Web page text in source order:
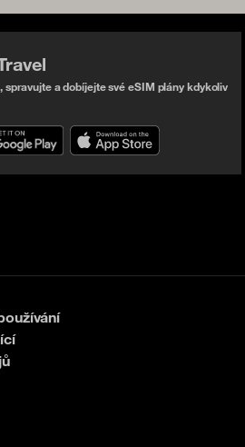
spravujte a dobíjejte své eSIM plány kdykoliv